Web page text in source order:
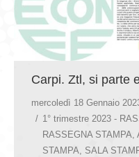
Carpi. Ztl, si parte
mercoledì 18 Gennaio
1° trimestre 2023 -
RASSEGNA STAMPA,
STAMPA, SALA